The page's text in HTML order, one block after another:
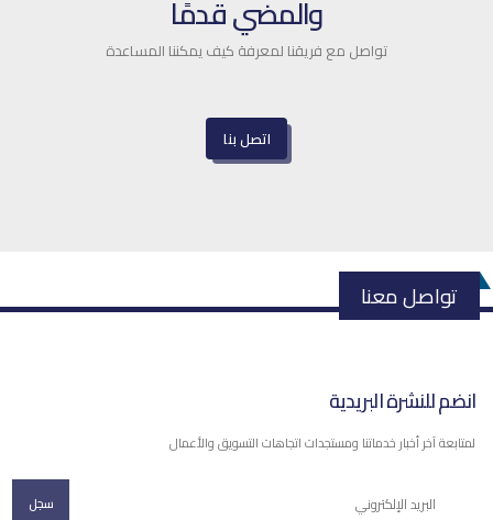
والمضي قدمًا
تواصل مع فريقنا لمعرفة كيف يمكننا المساعدة
اتصل بنا
تواصل معنا
انضم للنشرة البريدية
لمتابعة آخر أخبار خدماتنا ومستجدات اتجاهات التسويق والأعمال
سجل